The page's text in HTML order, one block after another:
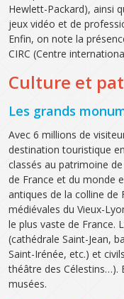
Hewlett-Packard), ainsi
jeux vidéo et de
Enfin, on note la
CIRC (Centre
Culture et
Les grands
Avec 6 millions de
destination touristique
classés au patrimoine de
de France et du monde
antiques de la colline de
médiévales du Vieux-
le plus vaste de France.
(cathédrale Saint-Jean,
Saint-Irénée, etc.) et
théâtre des Célestins…).
musées.